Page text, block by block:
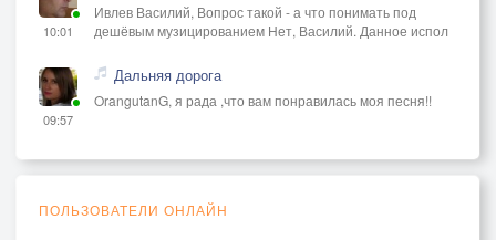
10:01
Ивлев Василий, Вопрос такой - а что понимать под
дешёвым музицированием Нет, Василий. Данное испол
09:57
Дальняя дорога
OrangutanG, я рада ,что вам понравилась моя песня!!
ПОЛЬЗОВАТЕЛИ ОНЛАЙН